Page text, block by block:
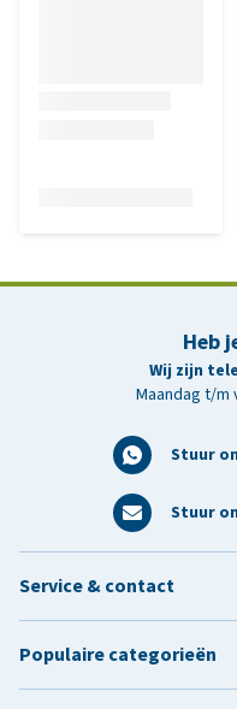
Heb
Wij zijn
Maandag t/m
Stuur
Stuur
Service & contact
Populaire categorieën